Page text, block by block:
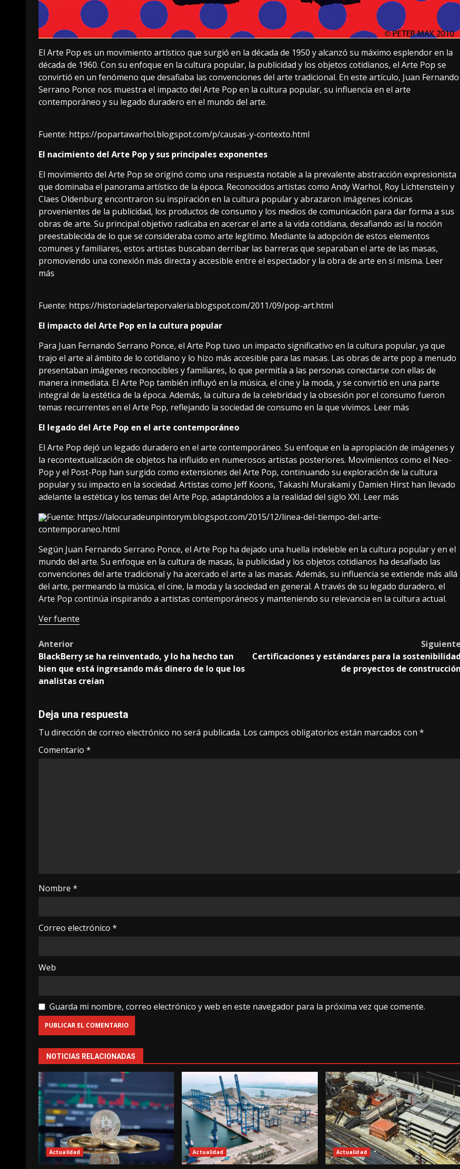
El Arte Pop es un movimiento artístico que surgió en la década de 1950 y alcanzó su máximo esplendor en la
década de 1960. Con su enfoque en la cultura popular, la publicidad y los objetos cotidianos, el Arte Pop se
convirtió en un fenómeno que desafiaba las convenciones del arte tradicional. En este artículo, Juan Fernando
Serrano Ponce nos muestra el impacto del Arte Pop en la cultura popular, su influencia en el arte
contemporáneo y su legado duradero en el mundo del arte.
Fuente: https://popartawarhol.blogspot.com/p/causas-y-contexto.html
El nacimiento del Arte Pop y sus principales exponentes
El movimiento del Arte Pop se originó como una respuesta notable a la prevalente abstracción expresionista
que dominaba el panorama artístico de la época. Reconocidos artistas como Andy Warhol, Roy Lichtenstein y
Claes Oldenburg encontraron su inspiración en la cultura popular y abrazaron imágenes icónicas
provenientes de la publicidad, los productos de consumo y los medios de comunicación para dar forma a sus
obras de arte. Su principal objetivo radicaba en acercar el arte a la vida cotidiana, desafiando así la noción
preestablecida de lo que se consideraba como arte legítimo. Mediante la adopción de estos elementos
comunes y familiares, estos artistas buscaban derribar las barreras que separaban el arte de las masas,
promoviendo una conexión más directa y accesible entre el espectador y la obra de arte en sí misma. Leer
más
Fuente: https://historiadelarteporvaleria.blogspot.com/2011/09/pop-art.html
El impacto del Arte Pop en la cultura popular
Para Juan Fernando Serrano Ponce, el Arte Pop tuvo un impacto significativo en la cultura popular, ya que
trajo el arte al ámbito de lo cotidiano y lo hizo más accesible para las masas. Las obras de arte pop a menudo
presentaban imágenes reconocibles y familiares, lo que permitía a las personas conectarse con ellas de
manera inmediata. El Arte Pop también influyó en la música, el cine y la moda, y se convirtió en una parte
integral de la estética de la época. Además, la cultura de la celebridad y la obsesión por el consumo fueron
temas recurrentes en el Arte Pop, reflejando la sociedad de consumo en la que vivimos. Leer más
El legado del Arte Pop en el arte contemporáneo
El Arte Pop dejó un legado duradero en el arte contemporáneo. Su enfoque en la apropiación de imágenes y
la recontextualización de objetos ha influido en numerosos artistas posteriores. Movimientos como el Neo-
Pop y el Post-Pop han surgido como extensiones del Arte Pop, continuando su exploración de la cultura
popular y su impacto en la sociedad. Artistas como Jeff Koons, Takashi Murakami y Damien Hirst han llevado
adelante la estética y los temas del Arte Pop, adaptándolos a la realidad del siglo XXI. Leer más
Fuente: https://lalocuradeunpintorym.blogspot.com/2015/12/linea-del-tiempo-del-arte-
contemporaneo.html
Según Juan Fernando Serrano Ponce, el Arte Pop ha dejado una huella indeleble en la cultura popular y en el
mundo del arte. Su enfoque en la cultura de masas, la publicidad y los objetos cotidianos ha desafiado las
convenciones del arte tradicional y ha acercado el arte a las masas. Además, su influencia se extiende más allá
del arte, permeando la música, el cine, la moda y la sociedad en general. A través de su legado duradero, el
Arte Pop continúa inspirando a artistas contemporáneos y manteniendo su relevancia en la cultura actual.
Ver fuente
Post
navigation
Anterior
BlackBerry se ha reinventado, y lo ha hecho tan
bien que está ingresando más dinero de lo que los
analistas creían
Siguiente
Certificaciones y estándares para la sostenibilidad
de proyectos de construcción
Deja una respuesta
Tu dirección de correo electrónico no será publicada. Los campos obligatorios están marcados con *
Comentario *
Nombre *
Correo electrónico *
Web
Guarda mi nombre, correo electrónico y web en este navegador para la próxima vez que comente.
NOTICIAS RELACIONADAS
Actualidad Actualidad Actualidad